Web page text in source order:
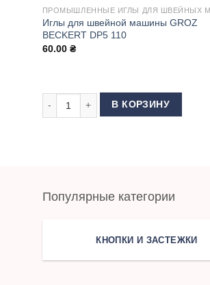
ПРОМЫШЛЕННЫЕ ИГЛЫ ДЛЯ ШВЕЙНЫХ
Иглы для швейной машины GROZ
BECKERT DP5 110
60.00 ₴
Количество товара Иглы для
В КОРЗИНУ
Популярные категории
КНОПКИ И ЗАСТЕЖКИ